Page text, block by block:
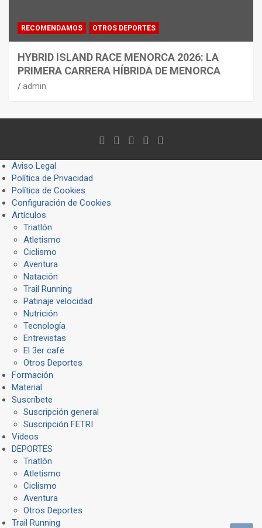
RECOMENDAMOS OTROS DEPORTES
HYBRID ISLAND RACE MENORCA 2026: LA
PRIMERA CARRERA HÍBRIDA DE MENORCA
admin
Aviso Legal
Política de Privacidad
Política de Cookies
Configuración de Cookies
Artículos
Triatlón
Atletismo
Ciclismo
Aventura
Natación
Trail Running
Patinaje velocidad
Nutrición
Tecnología
Entrevistas
El 3er café
Otros Deportes
Formación
Material
Suscríbete
Suscripción general
Suscripción FETRI
Vídeos
DEPORTES
Triatlón
Atletismo
Ciclismo
Aventura
Otros Deportes
Trail Running